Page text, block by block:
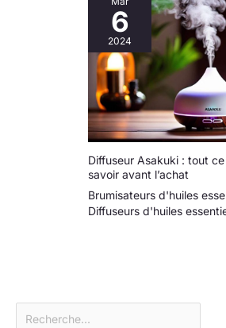
6
2024
Diffuseur Asakuki : tout
savoir avant l’achat
Brumisateurs d'huiles
Diffuseurs d'huiles